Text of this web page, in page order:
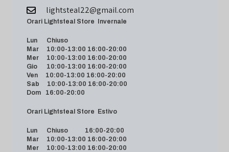
lightsteal22@gmail.com
Orari Lightsteal Store Invernale
Lun Chiuso
Mar 10:00-13:00 16:00-20:00
Mer 10:00-13:00 16:00-20:00
Gio 10:00-13:00 16:00-20:00
Ven 10:00-13:00 16:00-20:00
Sab 10:00-13:00 16:00-20:00
Dom 16:00-20:00
Orari Lightsteal Store Estivo
Lun Chiuso 16:00-20:00
Mar 10:00-13:00 16:00-20:00
Mer 10:00-13:00 16:00-20:00